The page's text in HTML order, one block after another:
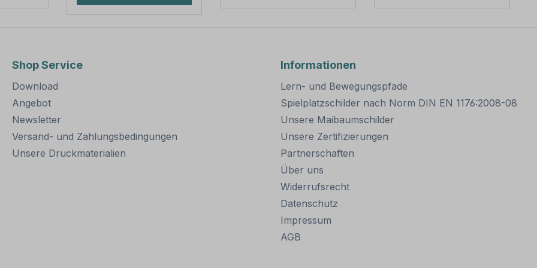
Für
einer
Muttern 2 Stück -
Unterlegscheiben Bitte
beachten Sie: Für eine
über 200 mm werden
erhältlich,
und somit für dauerhafte
bestens geeignet. Für
von Schildern mit einer
Höhe über 200
mm werden zwei
Rohrschellen benötigt.
Merkmale dieser
Rohrschelle zur
Schilderbefestigung:
Norm: nach IVZ
Material: Stahl,
feuerverzinkt
Ausführung: zweiteilig
zum Verschrauben
Schellenlänge: ca. 120
erhältlich,
und somit für dauerhafte
von Schildern mit einer
Höhe über 200
Rohrschellen benötigt.
Merkmale dieser
Shop Service
Download
Angebot
Newsletter
Versand- und Zahlungsbedingungen
Unsere Druckmaterialien
Informationen
Lern- und Bewegungspfade
Spielplatzschilder nach Norm DIN EN 1176:2008-08
Unsere Maibaumschilder
Unsere Zertifizierungen
Partnerschaften
Über uns
Widerrufsrecht
Datenschutz
Impressum
AGB